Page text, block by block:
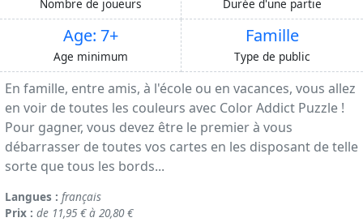
Nombre de joueurs Durée d'une partie
Age: 7+
Age minimum
Famille
Type de public
En famille, entre amis, à l'école ou en vacances, vous allez
en voir de toutes les couleurs avec Color Addict Puzzle !
Pour gagner, vous devez être le premier à vous
débarrasser de toutes vos cartes en les disposant de telle
sorte que tous les bords...
Langues : français
Prix : de 11,95 € à 20,80 €